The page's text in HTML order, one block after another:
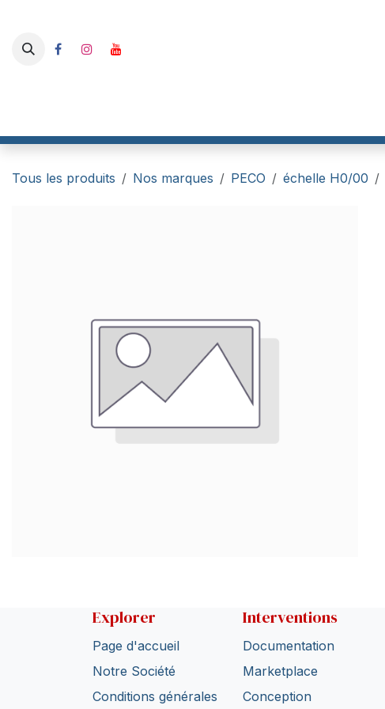
Tous les produits Nos marques PECO échelle H0/00
Explorer
Page d'accueil
Notre Société
Conditions générales
Interventions
Documentation
Marketplace
Conception